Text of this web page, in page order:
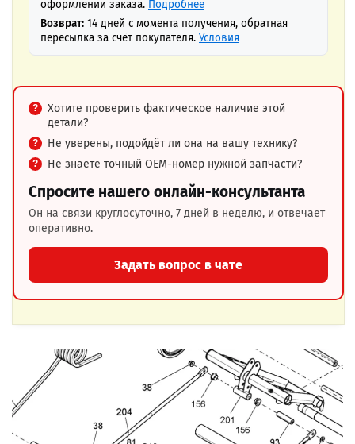
оформлении заказа. Подробнее
Возврат: 14 дней с момента получения, обратная
пересылка за счёт покупателя. Условия
Хотите проверить фактическое наличие этой
детали?
Не уверены, подойдёт ли она на вашу технику?
Не знаете точный OEM-номер нужной запчасти?
Спросите нашего онлайн-консультанта
Он на связи круглосуточно, 7 дней в неделю, и отвечает
оперативно.
Задать вопрос в чате